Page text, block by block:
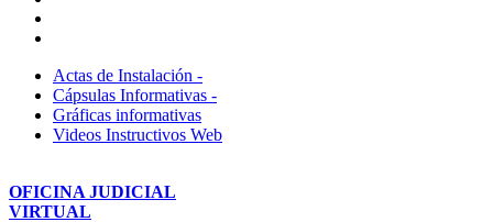
Actas de Instalación -
Cápsulas Informativas -
Gráficas informativas
Videos Instructivos Web
OFICINA JUDICIAL
VIRTUAL